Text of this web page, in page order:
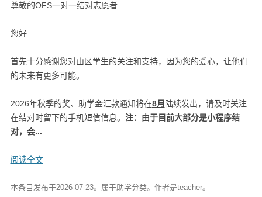
尊敬的OFS一对一结对志愿者
您好
首先十分感谢您对山区学生的关注和支持，因为您的爱心，让他们
的未来有更多可能。
2026年秋季的奖、助学金汇款通知将在8月 陆续发出，请及时关注
在结对时留下的手机短信信息。 注：由于目前大部分是小程序结
对，会...
阅读全文
本条目发布于2026-07-23。属于助学分类。 作者是teacher。